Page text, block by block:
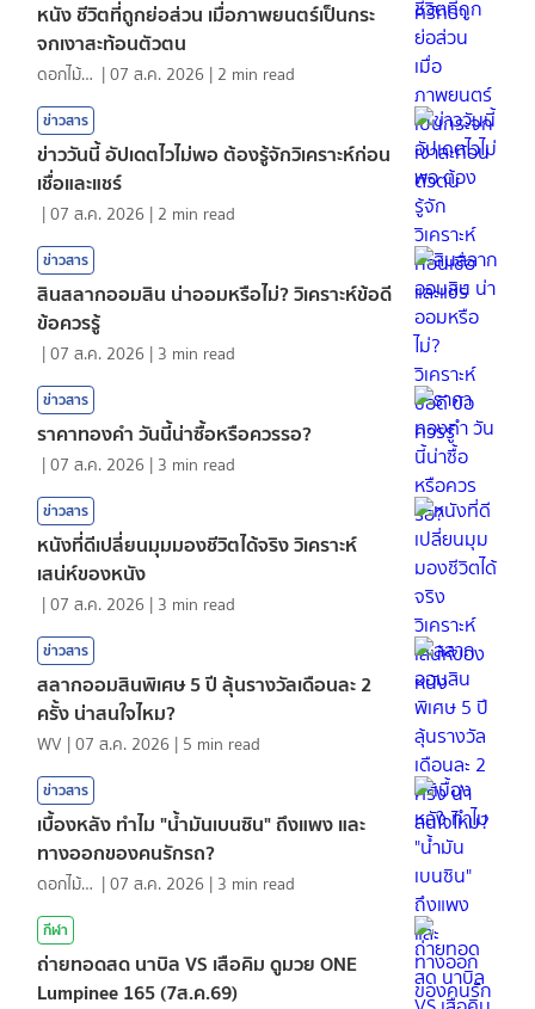
หนัง ชีวิตที่ถูกย่อส่วน เมื่อภาพยนตร์เป็นกระ
จกเงาสะท้อนตัวตน
ดอกไม้กับสายน้ำ |07 ส.ค. 2026 | 2 min read
ข่าวสาร
ข่าววันนี้ อัปเดตไวไม่พอ ต้องรู้จักวิเคราะห์ก่อน
เชื่อและแชร์
|07 ส.ค. 2026 | 2 min read
ข่าวสาร
สินสลากออมสิน น่าออมหรือไม่? วิเคราะห์ข้อดี
ข้อควรรู้
|07 ส.ค. 2026 | 3 min read
ข่าวสาร
ราคาทองคํา วันนี้น่าซื้อหรือควรรอ?
|07 ส.ค. 2026 | 3 min read
ข่าวสาร
หนังที่ดีเปลี่ยนมุมมองชีวิตได้จริง วิเคราะห์
เสน่ห์ของหนัง
|07 ส.ค. 2026 | 3 min read
ข่าวสาร
สลากออมสินพิเศษ 5 ปี ลุ้นรางวัลเดือนละ 2
ครั้ง น่าสนใจไหม?
WV |07 ส.ค. 2026 | 5 min read
ข่าวสาร
เบื้องหลัง ทำไม "น้ำมันเบนซิน" ถึงแพง และ
ทางออกของคนรักรถ?
ดอกไม้กับสายน้ำ |07 ส.ค. 2026 | 3 min read
กีฬา
ถ่ายทอดสด นาบิล VS เสือคิม ดูมวย ONE
Lumpinee 165 (7ส.ค.69)